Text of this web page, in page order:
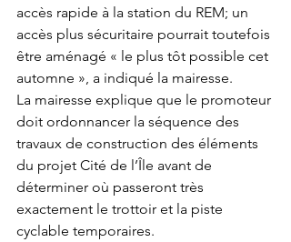
accès rapide à la station du REM; un
accès plus sécuritaire pourrait toutefois
être aménagé « le plus tôt possible cet
automne », a indiqué la mairesse.
La mairesse explique que le promoteur
doit ordonnancer la séquence des
travaux de construction des éléments
du projet Cité de l’Île avant de
déterminer où passeront très
exactement le trottoir et la piste
cyclable temporaires.